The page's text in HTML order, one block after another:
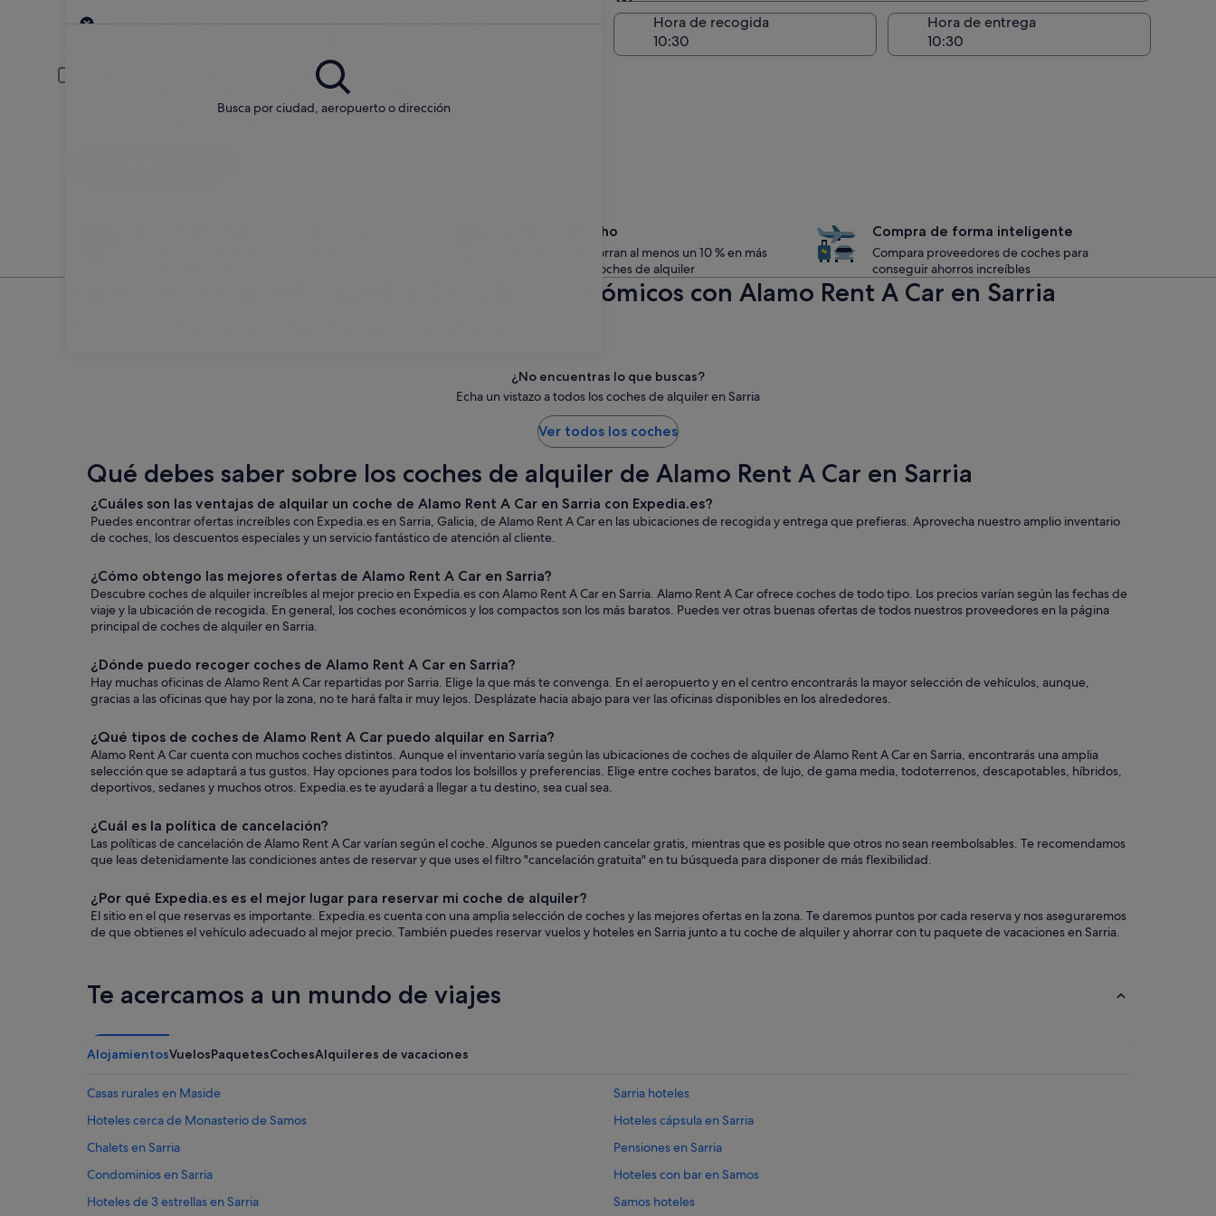
Busca por ciudad, aeropuerto o dirección
Entrega en el lugar de recogida
Hora de recogida Hora de entrega
Conductor menor de 30 años o mayor de 70
Es posible que los conductores jóvenes o los mayores deban pagar un recargo.
Date un capricho
Los miembros ahorran al menos un 10 % en más
de un millón de coches de alquiler
Compra de forma inteligente
Compara proveedores de coches para
conseguir ahorros increíbles
Encuentra ofertas de alquiler de coches económicos con Alamo Rent A Car en Sarria
¿No encuentras lo que buscas?
Echa un vistazo a todos los coches de alquiler en Sarria
Ver todos los coches
Qué debes saber sobre los coches de alquiler de Alamo Rent A Car en Sarria
¿Cuáles son las ventajas de alquilar un coche de Alamo Rent A Car en Sarria con Expedia.es?
Puedes encontrar ofertas increíbles con Expedia.es en Sarria, Galicia, de Alamo Rent A Car en las ubicaciones de recogida y entrega que prefieras. Aprovecha nuestro amplio inventario
de coches, los descuentos especiales y un servicio fantástico de atención al cliente.
¿Cómo obtengo las mejores ofertas de Alamo Rent A Car en Sarria?
Descubre coches de alquiler increíbles al mejor precio en Expedia.es con Alamo Rent A Car en Sarria. Alamo Rent A Car ofrece coches de todo tipo. Los precios varían según las fechas de
viaje y la ubicación de recogida. En general, los coches económicos y los compactos son los más baratos. Puedes ver otras buenas ofertas de todos nuestros proveedores en la página
principal de coches de alquiler en Sarria.
¿Dónde puedo recoger coches de Alamo Rent A Car en Sarria?
Hay muchas oficinas de Alamo Rent A Car repartidas por Sarria. Elige la que más te convenga. En el aeropuerto y en el centro encontrarás la mayor selección de vehículos, aunque,
gracias a las oficinas que hay por la zona, no te hará falta ir muy lejos. Desplázate hacia abajo para ver las oficinas disponibles en los alrededores.
¿Qué tipos de coches de Alamo Rent A Car puedo alquilar en Sarria?
Alamo Rent A Car cuenta con muchos coches distintos. Aunque el inventario varía según las ubicaciones de coches de alquiler de Alamo Rent A Car en Sarria, encontrarás una amplia
selección que se adaptará a tus gustos. Hay opciones para todos los bolsillos y preferencias. Elige entre coches baratos, de lujo, de gama media, todoterrenos, descapotables, híbridos,
deportivos, sedanes y muchos otros. Expedia.es te ayudará a llegar a tu destino, sea cual sea.
¿Cuál es la política de cancelación?
Las políticas de cancelación de Alamo Rent A Car varían según el coche. Algunos se pueden cancelar gratis, mientras que es posible que otros no sean reembolsables. Te recomendamos
que leas detenidamente las condiciones antes de reservar y que uses el filtro "cancelación gratuita" en tu búsqueda para disponer de más flexibilidad.
¿Por qué Expedia.es es el mejor lugar para reservar mi coche de alquiler?
El sitio en el que reservas es importante. Expedia.es cuenta con una amplia selección de coches y las mejores ofertas en la zona. Te daremos puntos por cada reserva y nos aseguraremos
de que obtienes el vehículo adecuado al mejor precio. También puedes reservar vuelos y hoteles en Sarria junto a tu coche de alquiler y ahorrar con tu paquete de vacaciones en Sarria.
Te acercamos a un mundo de viajes
AlojamientosVuelosPaquetesCochesAlquileres de vacaciones
Casas rurales en Maside
Sarria hoteles
Hoteles cerca de Monasterio de Samos
Hoteles cápsula en Sarria
Chalets en Sarria
Pensiones en Sarria
Condominios en Sarria
Hoteles con bar en Samos
Hoteles de 3 estrellas en Sarria
Samos hoteles